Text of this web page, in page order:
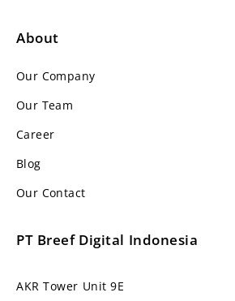
About
Our Company
Our Team
Career
Blog
Our Contact
PT Breef Digital Indonesia
AKR Tower Unit 9E